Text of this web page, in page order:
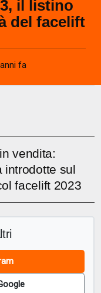
il listino
del facelift
fa
vendita:
introdotte sul
facelift 2023